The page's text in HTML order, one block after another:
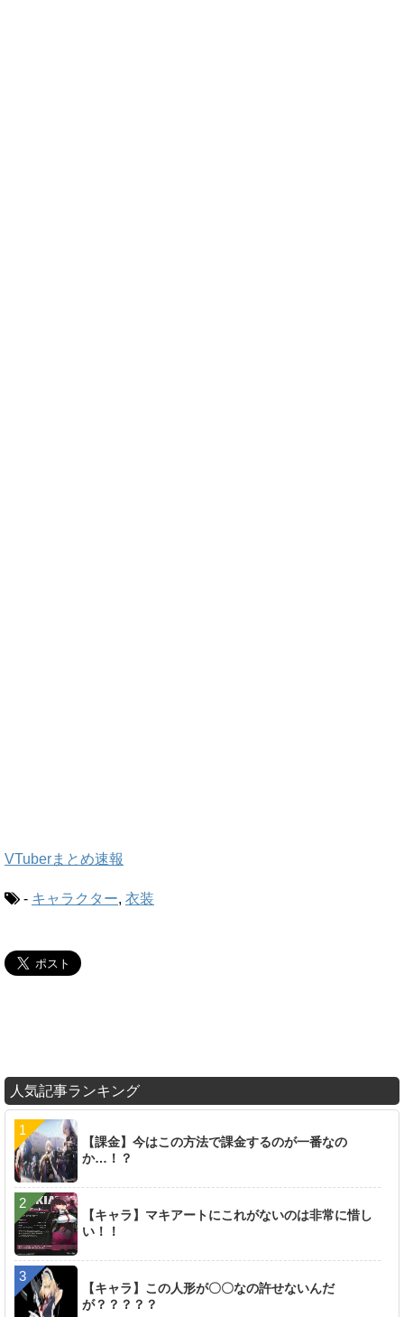
VTuberまとめ速報
- キャラクター, 衣装
人気記事ランキング
【課金】今はこの方法で課金するのが一番なの
か…！？
【キャラ】マキアートにこれがないのは非常に惜し
い！！
【キャラ】この人形が〇〇なの許せないんだ
が？？？？？